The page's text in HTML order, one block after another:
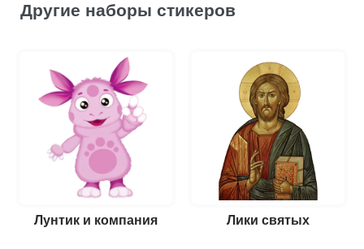
Другие наборы стикеров
Лунтик и компания Лики святых